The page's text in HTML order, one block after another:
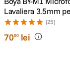
10. insta 360
Lavaliera 3.5mm
Smartphone si(25)
7000 lei